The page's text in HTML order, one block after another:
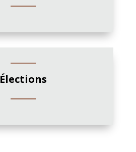
Élections